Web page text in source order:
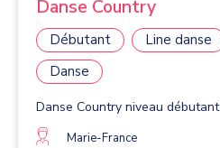
Danse Country
Débutant Line danse
Danse
Danse Country niveau débutant
Marie-France